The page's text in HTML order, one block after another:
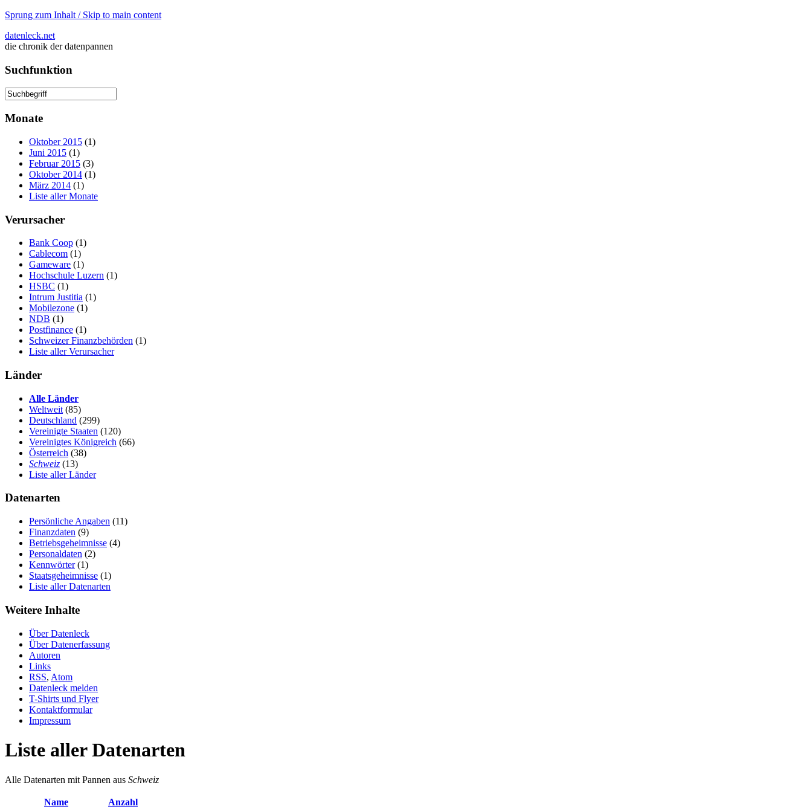
Sprung zum Inhalt / Skip to main content
datenleck.net
die chronik der datenpannen
Suchfunktion
Monate
Oktober 2015 (1)
Juni 2015 (1)
Februar 2015 (3)
Oktober 2014 (1)
März 2014 (1)
Liste aller Monate
Verursacher
Bank Coop (1)
Cablecom (1)
Gameware (1)
Hochschule Luzern (1)
HSBC (1)
Intrum Justitia (1)
Mobilezone (1)
NDB (1)
Postfinance (1)
Schweizer Finanzbehörden (1)
Liste aller Verursacher
Länder
Alle Länder
Weltweit (85)
Deutschland (299)
Vereinigte Staaten (120)
Vereinigtes Königreich (66)
Österreich (38)
Schweiz (13)
Liste aller Länder
Datenarten
Persönliche Angaben (11)
Finanzdaten (9)
Betriebsgeheimnisse (4)
Personaldaten (2)
Kennwörter(1)
Staatsgeheimnisse (1)
Liste aller Datenarten
Weitere Inhalte
Über Datenleck
Über Datenerfassung
Autoren
Links
RSS, Atom
Datenleck melden
T-Shirts und Flyer
Kontaktformular
Impressum
Liste aller Datenarten
Alle Datenarten mit Pannen aus Schweiz
Name
Anzahl